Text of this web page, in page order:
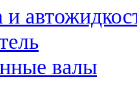
валы